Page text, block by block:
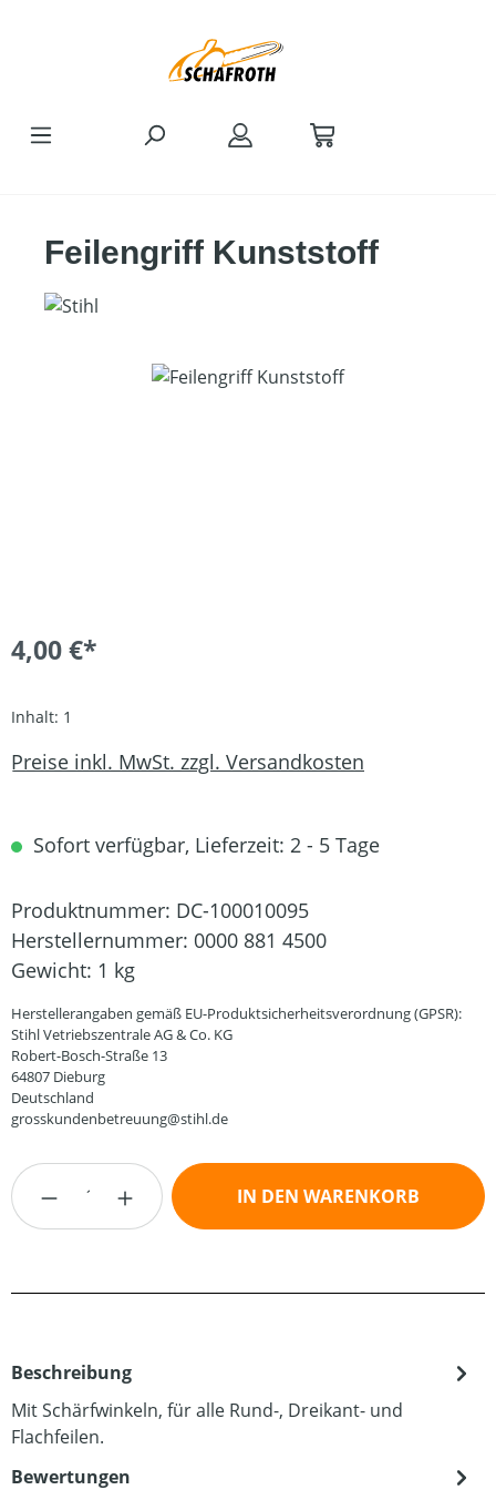
Feilengriff Kunststoff
Bildergalerie überspringen
4,00 €*
Inhalt: 1
Preise inkl. MwSt. zzgl. Versandkosten
Sofort verfügbar, Lieferzeit: 2 - 5 Tage
Produktnummer: DC-100010095
Herstellernummer: 0000 881 4500
Gewicht: 1 kg
Herstellerangaben gemäß EU-Produktsicherheitsverordnung (GPSR):
Stihl Vetriebszentrale AG & Co. KG
Robert-Bosch-Straße 13
64807 Dieburg
Deutschland
grosskundenbetreuung@stihl.de
Produkt Anzahl: Gib den gewünschten
IN DEN WARENKORB
Beschreibung
Mit Schärfwinkeln, für alle Rund-, Dreikant- und
Flachfeilen.
Bewertungen